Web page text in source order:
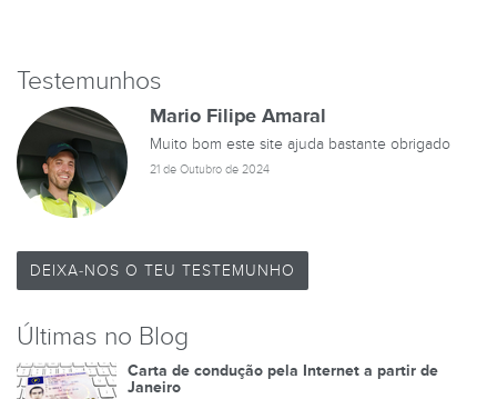
Testemunhos
Mario Filipe Amaral
Muito bom este site ajuda bastante obrigado
21 de Outubro de 2024
DEIXA-NOS O TEU TESTEMUNHO
Últimas no Blog
Carta de condução pela Internet a partir de
Janeiro